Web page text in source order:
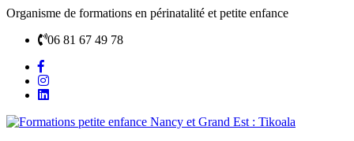
Organisme de formations en périnatalité et petite enfance
06 81 67 49 78